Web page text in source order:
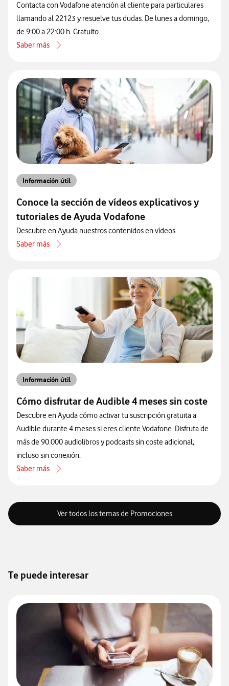
Contacta con Vodafone atención al cliente para particulares
llamando al 22123 y resuelve tus dudas. De lunes a domingo,
de 9:00 a 22:00 h. Gratuito.
Saber más
acerca de Cómo contactar con atención al cliente de Vodafone
Información útil
Conoce la sección de vídeos explicativos y
tutoriales de Ayuda Vodafone
Descubre en Ayuda nuestros contenidos en vídeos
Saber más
acerca de Conoce la sección de vídeos explicativos y tutoriales de
Información útil
Cómo disfrutar de Audible 4 meses sin coste
Descubre en Ayuda cómo activar tu suscripción gratuita a
Audible durante 4 meses si eres cliente Vodafone. Disfruta de
más de 90.000 audiolibros y podcasts sin coste adicional,
incluso sin conexión.
Saber más
acerca de Cómo disfrutar de Audible 4 meses sin coste
Ver todos los temas de Promociones
Te puede interesar